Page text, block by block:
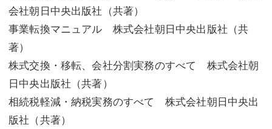
会社朝日中央出版社（共著）
事業転換マニュアル 株式会社朝日中央出版社（共
著）
株式交換・移転、会社分割実務のすべて 株式会社朝
日中央出版社（共著）
相続税軽減・納税実務のすべて 株式会社朝日中央出
版社（共著）